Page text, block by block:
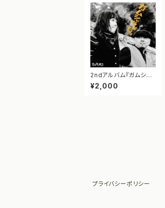
2ndアルバム『ガムシャ
ラな日々』
¥2,000
プライバシーポリシー